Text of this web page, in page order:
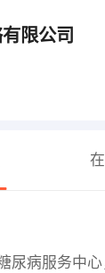
限公司
尿病服务中心